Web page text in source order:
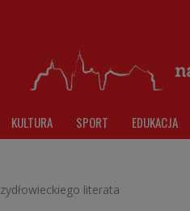
KULTURA SPORT EDUKACJA
literata